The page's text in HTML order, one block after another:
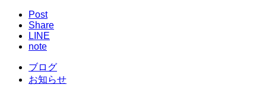
Post
Share
LINE
note
ブログ
お知らせ